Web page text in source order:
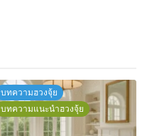
บทความฮวงจุ้ย
บทความแนะนำฮวงจุ้ย